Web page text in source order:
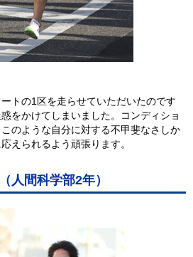
トの1区を走らせていただいたのです
をかけてしまいました。コンディショ
のような自分に対する不甲斐なさしか
えられるよう頑張ります。
間科学部2年）